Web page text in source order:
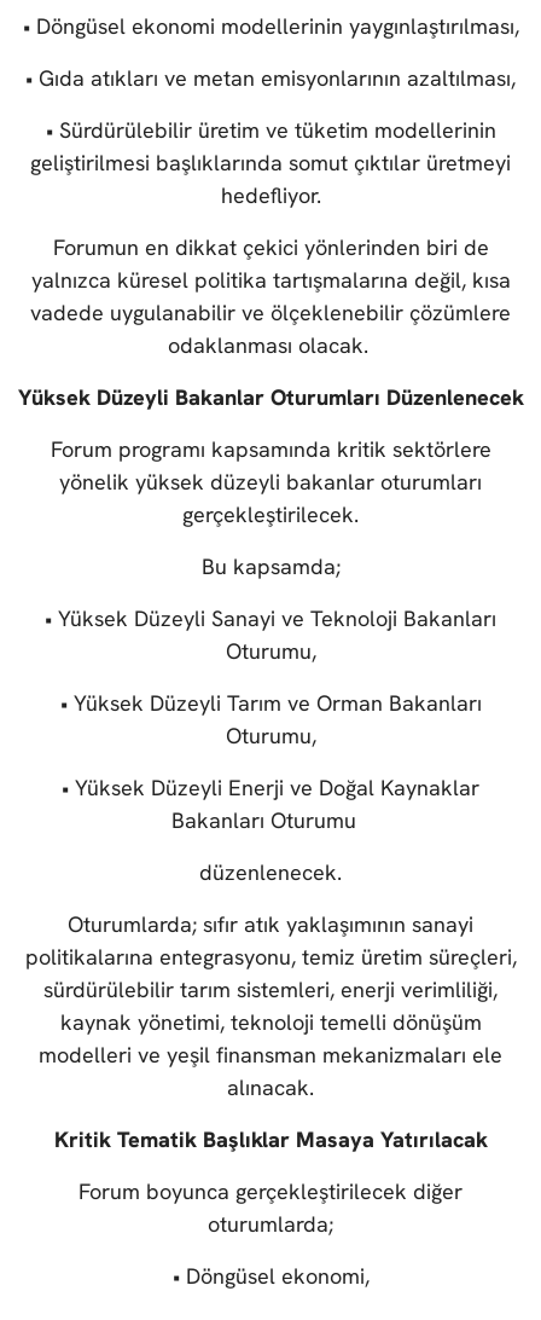
• Döngüsel ekonomi modellerinin yaygınlaştırılması,
• Gıda atıkları ve metan emisyonlarının azaltılması,
• Sürdürülebilir üretim ve tüketim modellerinin
geliştirilmesi başlıklarında somut çıktılar üretmeyi
hedefliyor.
Forumun en dikkat çekici yönlerinden biri de
yalnızca küresel politika tartışmalarına değil, kısa
vadede uygulanabilir ve ölçeklenebilir çözümlere
odaklanması olacak.
Yüksek Düzeyli Bakanlar Oturumları Düzenlenecek
Forum programı kapsamında kritik sektörlere
yönelik yüksek düzeyli bakanlar oturumları
gerçekleştirilecek.
Bu kapsamda;
• Yüksek Düzeyli Sanayi ve Teknoloji Bakanları
Oturumu,
• Yüksek Düzeyli Tarım ve Orman Bakanları
Oturumu,
• Yüksek Düzeyli Enerji ve Doğal Kaynaklar
Bakanları Oturumu
düzenlenecek.
Oturumlarda; sıfır atık yaklaşımının sanayi
politikalarına entegrasyonu, temiz üretim süreçleri,
sürdürülebilir tarım sistemleri, enerji verimliliği,
kaynak yönetimi, teknoloji temelli dönüşüm
modelleri ve yeşil finansman mekanizmaları ele
alınacak.
Kritik Tematik Başlıklar Masaya Yatırılacak
Forum boyunca gerçekleştirilecek diğer
oturumlarda;
• Döngüsel ekonomi,